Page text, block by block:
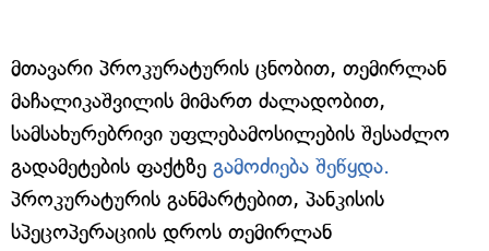
მთავარი პროკურატურის ცნობით, თემირლან
მაჩალიკაშვილის მიმართ ძალადობით,
სამსახურებრივი უფლებამოსილების შესაძლო
გადამეტების ფაქტზე გამოძიება შეწყდა.
პროკურატურის განმარტებით, პანკისის
სპეცოპერაციის დროს თემირლან